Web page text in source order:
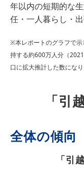
年以内の短期的な
任・一人暮らし・
※本レポートのグラフで
持する約600万人分（
口に拡大推計した数になり
「引
全体の傾向
「引